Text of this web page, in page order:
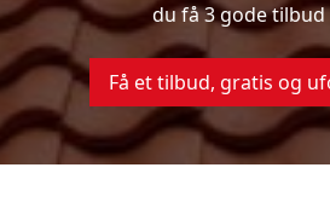
du få 3 gode tilbud
Få et tilbud, gratis og